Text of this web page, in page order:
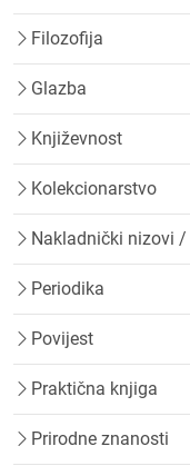
Filozofija
Glazba
Književnost
Kolekcionarstvo
Nakladnički nizovi /
Periodika
Povijest
Praktična knjiga
Prirodne znanosti